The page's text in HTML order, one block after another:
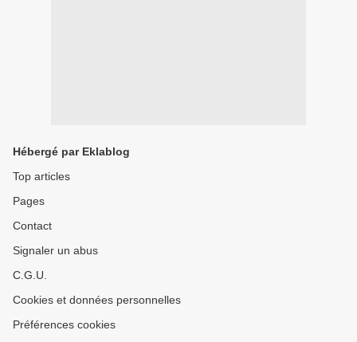
Hébergé par Eklablog
Top articles
Pages
Contact
Signaler un abus
C.G.U.
Cookies et données personnelles
Préférences cookies